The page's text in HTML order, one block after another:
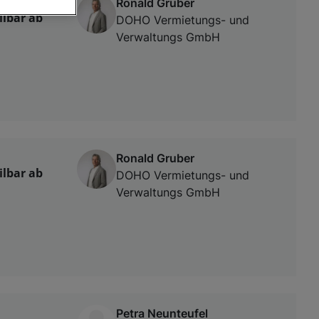
ab
DOHO Vermietungs- und
Verwaltungs GmbH
ab
Ronald Gruber
DOHO Vermietungs- und
Verwaltungs GmbH
Petra Neunteufel
der